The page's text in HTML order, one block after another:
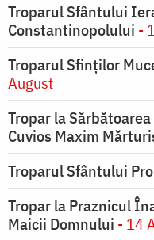
Troparul Sfântului
Constantinopolului -
Troparul Sfinţilor
August
Tropar la
Cuvios Maxim
Troparul Sfântului
Tropar la Praznicul
Maicii Domnului - 14